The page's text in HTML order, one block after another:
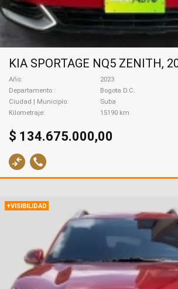
KIA SPORTAGE NQ5 ZENITH,
Año
2023
Departamento
Bogota D.C.
Ciudad | Municipio
Suba
Kilometraje
15190 km
$ 134.675.000,00
+VISIBILIDAD